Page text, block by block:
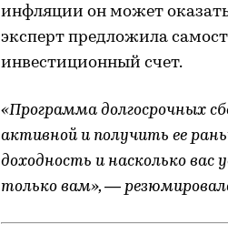
инфляции он может
эксперт предложила
инвестиционный счет.
«Программа долгосрочных
активной и получить ее
доходность и насколько
только вам», —